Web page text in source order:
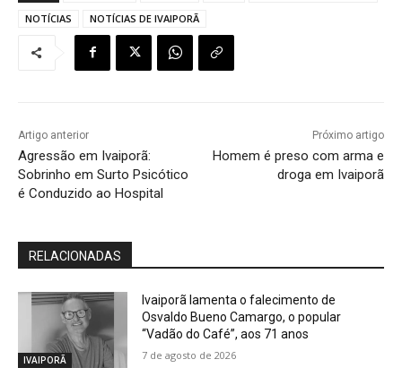
NOTÍCIAS
NOTÍCIAS DE IVAIPORÃ
Artigo anterior
Agressão em Ivaiporã:
Sobrinho em Surto Psicótico
é Conduzido ao Hospital
Próximo artigo
Homem é preso com arma e
droga em Ivaiporã
RELACIONADAS
IVAIPORÃ
Ivaiporã lamenta o falecimento de
Osvaldo Bueno Camargo, o popular
“Vadão do Café”, aos 71 anos
7 de agosto de 2026